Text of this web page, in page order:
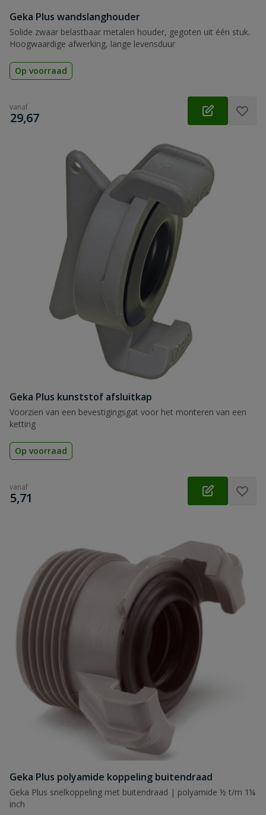
Geka Plus wandslanghouder
Solide zwaar belastbaar metalen houder, gegoten uit één stuk.
Hoogwaardige afwerking, lange levensduur
Op voorraad
vanaf
€
29,67
Geka Plus kunststof afsluitkap
Voorzien van een bevestigingsgat voor het monteren van een
ketting
Op voorraad
vanaf
€
5,71
Geka Plus polyamide koppeling buitendraad
Geka Plus snelkoppeling met buitendraad | polyamide ½ t/m 1¼
inch